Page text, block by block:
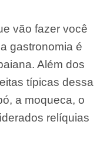
vão fazer você
gastronomia é
Além dos
típicas dessa
a moqueca, o
relíquias